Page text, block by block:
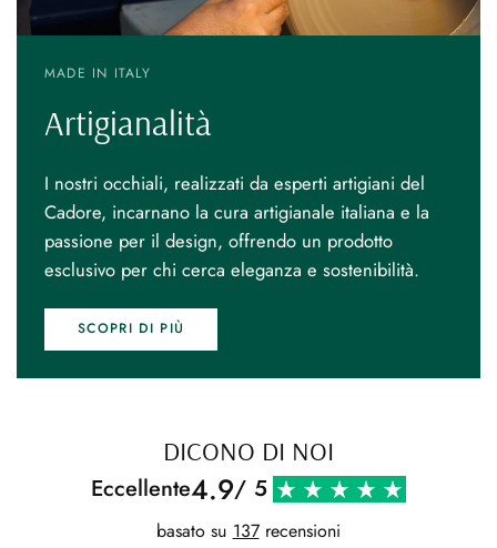
MADE IN ITALY
Artigianalità
I nostri occhiali, realizzati da esperti artigiani del
Cadore, incarnano la cura artigianale italiana e la
passione per il design, offrendo un prodotto
esclusivo per chi cerca eleganza e sostenibilità.
SCOPRI DI PIÙ
DICONO DI NOI
Eccellente4.9/ 5
basato su 137recensioni